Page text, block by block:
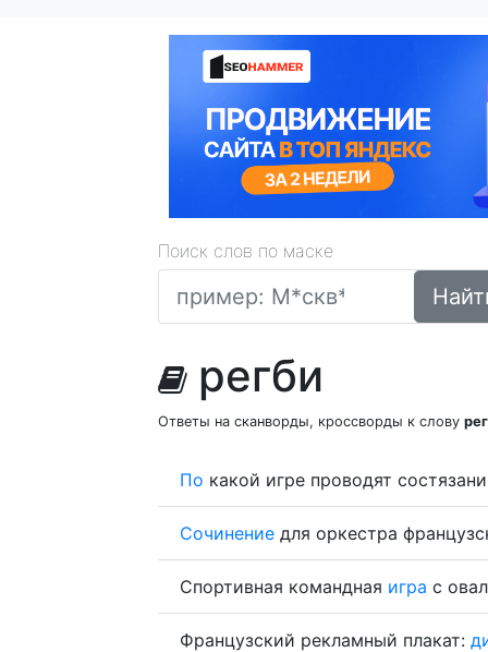
Поиск слов по маске
регби
Ответы на сканворды, кроссворды к слову
По какой игре проводят
Сочинение для оркестра
Спортивная командная игра с
Французский рекламный плакат: